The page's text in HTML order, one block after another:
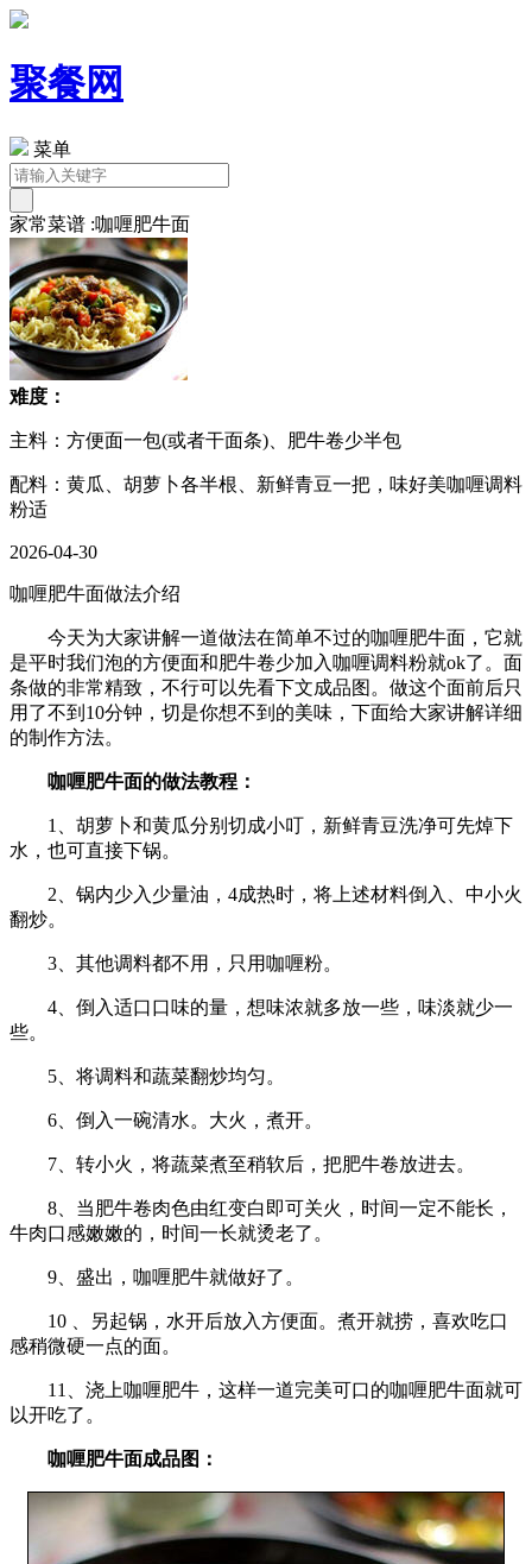
聚餐网
菜单
家常菜谱 :咖喱肥牛面
难度：
主料：方便面一包(或者干面条)、肥牛卷少半包
配料：黄瓜、胡萝卜各半根、新鲜青豆一把，味好美咖喱调料
粉适
2026-04-30
咖喱肥牛面做法介绍
今天为大家讲解一道做法在简单不过的咖喱肥牛面，它就
是平时我们泡的方便面和肥牛卷少加入咖喱调料粉就ok了。面
条做的非常精致，不行可以先看下文成品图。做这个面前后只
用了不到10分钟，切是你想不到的美味，下面给大家讲解详细
的制作方法。
咖喱肥牛面的做法教程：
1、胡萝卜和黄瓜分别切成小叮，新鲜青豆洗净可先焯下
水，也可直接下锅。
2、锅内少入少量油，4成热时，将上述材料倒入、中小火
翻炒。
3、其他调料都不用，只用咖喱粉。
4、倒入适口口味的量，想味浓就多放一些，味淡就少一
些。
5、将调料和蔬菜翻炒均匀。
6、倒入一碗清水。大火，煮开。
7、转小火，将蔬菜煮至稍软后，把肥牛卷放进去。
8、当肥牛卷肉色由红变白即可关火，时间一定不能长，
牛肉口感嫩嫩的，时间一长就烫老了。
9、盛出，咖喱肥牛就做好了。
10 、另起锅，水开后放入方便面。煮开就捞，喜欢吃口
感稍微硬一点的面。
11、浇上咖喱肥牛，这样一道完美可口的咖喱肥牛面就可
以开吃了。
咖喱肥牛面成品图：